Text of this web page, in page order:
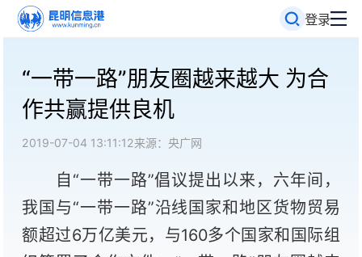
登录
“一带一路”朋友圈越来越大 为合
作共赢提供良机
2019-07-04 13:11:12来源：央广网
自“一带一路”倡议提出以来，六年间，
我国与“一带一路”沿线国家和地区货物贸易
额超过6万亿美元，与160多个国家和国际组